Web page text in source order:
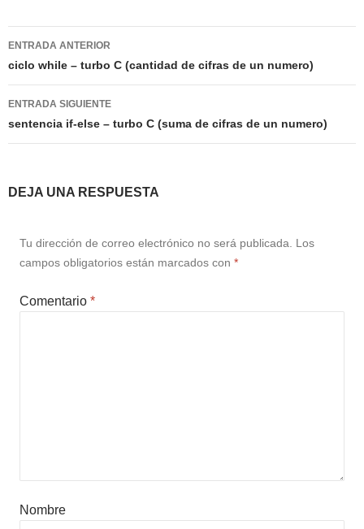
Navegación
de
entradas
ENTRADA ANTERIOR
ciclo while – turbo C (cantidad de cifras de un numero)
ENTRADA SIGUIENTE
sentencia if-else – turbo C (suma de cifras de un numero)
DEJA UNA RESPUESTA
Tu dirección de correo electrónico no será publicada.
Los
campos obligatorios están marcados con *
Comentario *
Nombre